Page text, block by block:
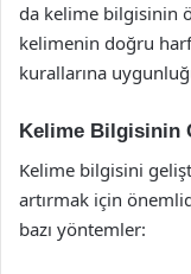
da kelime bilgisinin
kelimenin doğru
kurallarına
Kelime Bilgisinin
Kelime bilgisini
artırmak için
bazı yöntemler: